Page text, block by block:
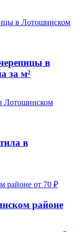
в
за м²
в
от 70 ₽
районе